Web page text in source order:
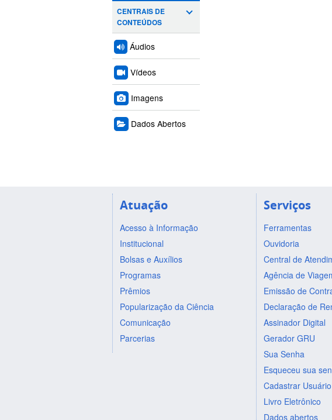
CENTRAIS DE
CONTEÚDOS
Áudios
Vídeos
Imagens
Dados Abertos
Atuação
Acesso à Informação
Institucional
Bolsas e Auxílios
Programas
Prêmios
Popularização da Ciência
Comunicação
Parcerias
Serviços
Ferramentas
Ouvidoria
Central de
Agência de
Emissão de
Declaração de
Assinador Digital
Gerador GRU
Sua Senha
Esqueceu sua
Cadastrar Usuário
Livro Eletrônico
Dados abertos